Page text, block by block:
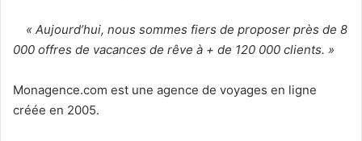
« Aujourd’hui, nous sommes fiers de proposer près de 8
000 offres de vacances de rêve à + de 120 000 clients. »
Monagence.com est une agence de voyages en ligne
créée en 2005.